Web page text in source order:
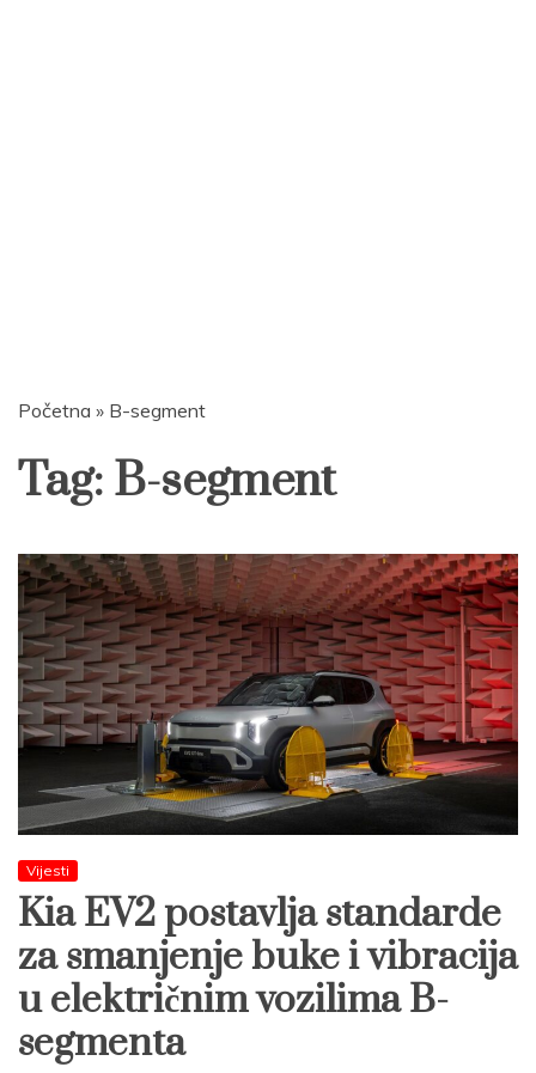
Početna » B-segment
Tag: B-segment
Vijesti
Kia EV2 postavlja standarde
za smanjenje buke i vibracija
u električnim vozilima B-
segmenta